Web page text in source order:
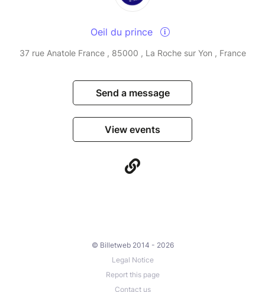
Oeil du prince
37 rue Anatole France , 85000 , La Roche sur Yon , France
Send a message
View events
© Billetweb 2014 - 2026
Legal Notice
Report this page
Contact us